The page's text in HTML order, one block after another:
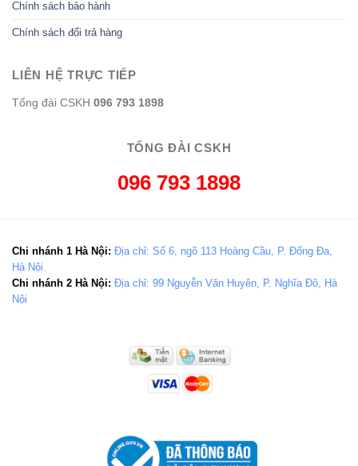
Chính sách bảo hành
Chính sách đổi trả hàng
LIÊN HỆ TRỰC TIẾP
Tổng đài CSKH 096 793 1898
TỔNG ĐÀI CSKH
096 793 1898
Chi nhánh 1 Hà Nội: Địa chỉ: Số 6, ngõ 113 Hoàng Cầu, P. Đống Đa,
Hà Nội.
Chi nhánh 2 Hà Nội: Địa chỉ: 99 Nguyễn Văn Huyên, P. Nghĩa Đô, Hà
Nội